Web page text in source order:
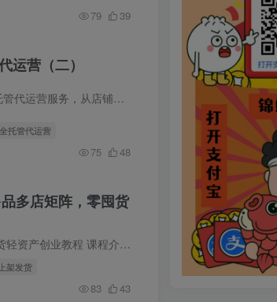
79 39
运营（二）
诊断、链接优化、付费推…
托管代运营
75 48
多店矩阵，零囤货
课程介绍很多人想做电商…
架发货
83 43